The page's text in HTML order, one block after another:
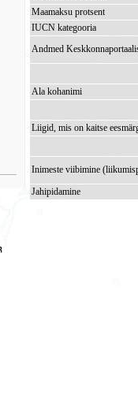
Maamaksu protsent
IUCN kategooria
Andmed
Ala kohanimi
Liigid, mis on kaitse
Inimeste viibimine
Jahipidamine